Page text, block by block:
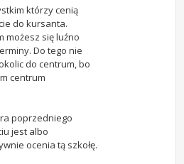
którzy cenią
do kursanta.
możesz się luźno
Do tego nie
do centrum, bo
centrum
poprzedniego
jest albo
ocenia tą szkołę.